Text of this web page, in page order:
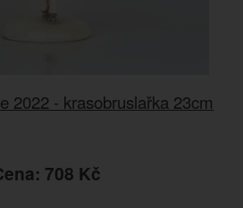
2022 - krasobruslařka 23cm
708 Kč